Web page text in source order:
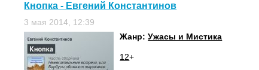
Кнопка - Евгений Константинов
3 мая 2014, 12:39
Жанр:Ужасы и Мистика
12+